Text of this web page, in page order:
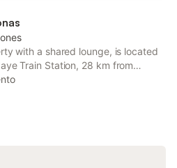
with a shared lounge, is located
Train Station, 28 km from
Saint Jean de Luz Train Station.